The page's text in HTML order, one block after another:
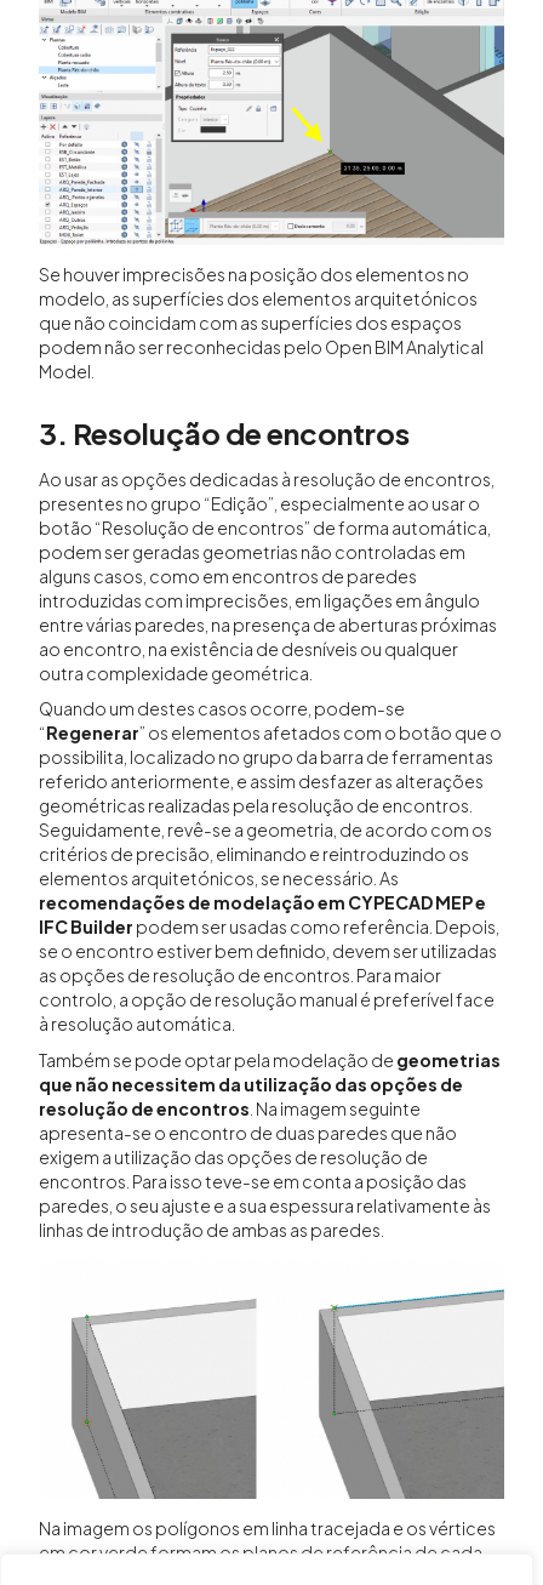
Se houver imprecisões na posição dos elementos no
modelo, as superfícies dos elementos arquitetónicos
que não coincidam com as superfícies dos espaços
podem não ser reconhecidas pelo Open BIM Analytical
Model.
3. Resolução de encontros
Ao usar as opções dedicadas à resolução de encontros,
presentes no grupo “Edição”, especialmente ao usar o
botão “Resolução de encontros” de forma automática,
podem ser geradas geometrias não controladas em
alguns casos, como em encontros de paredes
introduzidas com imprecisões, em ligações em ângulo
entre várias paredes, na presença de aberturas próximas
ao encontro, na existência de desníveis ou qualquer
outra complexidade geométrica.
Quando um destes casos ocorre, podem-se
“Regenerar” os elementos afetados com o botão que o
possibilita, localizado no grupo da barra de ferramentas
referido anteriormente, e assim desfazer as alterações
geométricas realizadas pela resolução de encontros.
Seguidamente, revê-se a geometria, de acordo com os
critérios de precisão, eliminando e reintroduzindo os
elementos arquitetónicos, se necessário. As
recomendações de modelação em CYPECAD MEP e
IFC Builder podem ser usadas como referência. Depois,
se o encontro estiver bem definido, devem ser utilizadas
as opções de resolução de encontros. Para maior
controlo, a opção de resolução manual é preferível face
à resolução automática.
Também se pode optar pela modelação de geometrias
que não necessitem da utilização das opções de
resolução de encontros . Na imagem seguinte
apresenta-se o encontro de duas paredes que não
exigem a utilização das opções de resolução de
encontros. Para isso teve-se em conta a posição das
paredes, o seu ajuste e a sua espessura relativamente às
linhas de introdução de ambas as paredes.
Na imagem os polígonos em linha tracejada e os vértices
em cor verde formam os planos de referência de cada